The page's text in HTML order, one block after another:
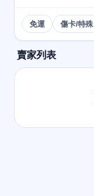
免運 傷卡/特殊
賣家列表